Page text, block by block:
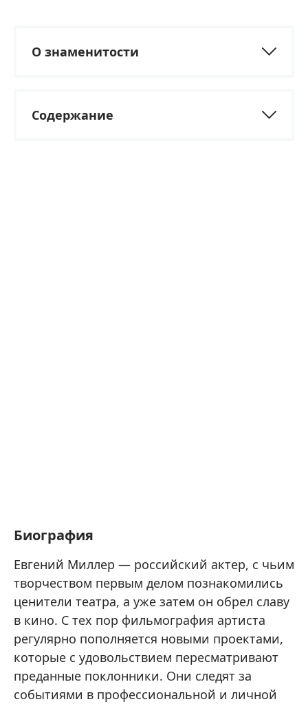
О знаменитости
Содержание
Биография
Евгений Миллер — российский актер, с чьим
творчеством первым делом познакомились
ценители театра, а уже затем он обрел славу
в кино. С тех пор фильмография артиста
регулярно пополняется новыми проектами,
которые с удовольствием пересматривают
преданные поклонники. Они следят за
событиями в профессиональной и личной